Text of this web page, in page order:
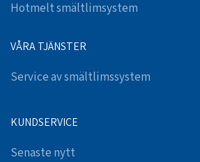
Hotmelt smältlimsystem
VÅRA TJÄNSTER
Service av smältlimssystem
KUNDSERVICE
Senaste nytt